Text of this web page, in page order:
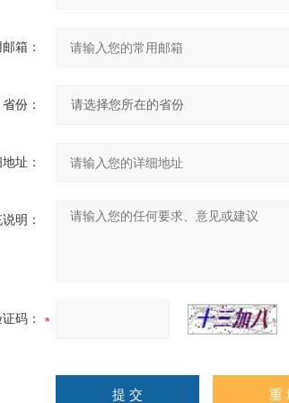
箱：
省份：
址：
明：
码：